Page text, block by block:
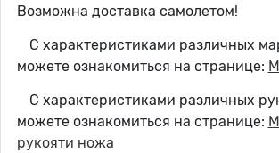
Возможна доставка самолетом!
С характеристиками различных
можете ознакомиться на странице:
С характеристиками различных
можете ознакомиться на странице:
рукояти ножа